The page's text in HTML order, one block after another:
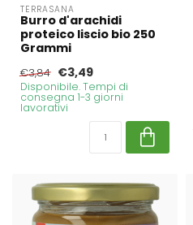
TERRASANA
Burro d'arachidi
proteico liscio bio 250
Grammi
€3,84 €3,49
Disponibile. Tempi di
consegna 1-3 giorni
lavorativi